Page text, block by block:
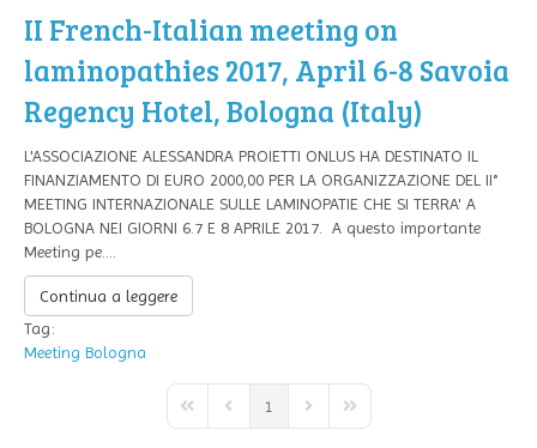
II French-Italian meeting on
laminopathies 2017, April 6-8 Savoia
Regency Hotel, Bologna (Italy)
L'ASSOCIAZIONE ALESSANDRA PROIETTI ONLUS HA DESTINATO IL
FINANZIAMENTO DI EURO 2000,00 PER LA ORGANIZZAZIONE DEL II°
MEETING INTERNAZIONALE SULLE LAMINOPATIE CHE SI TERRA' A
BOLOGNA NEI GIORNI 6.7 E 8 APRILE 2017. A questo importante
Meeting pe....
Continua a leggere
Tag:
Meeting Bologna
First PagePrevious Page
1
Next PageLast Page